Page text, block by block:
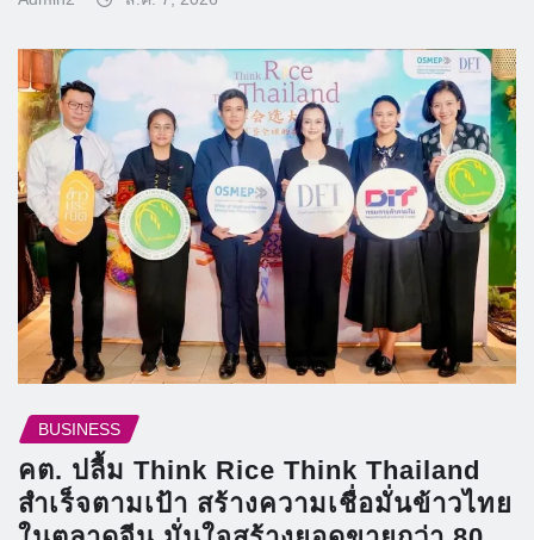
BUSINESS
คต. ปลื้ม Think Rice Think Thailand
สำเร็จตามเป้า สร้างความเชื่อมั่นข้าวไทย